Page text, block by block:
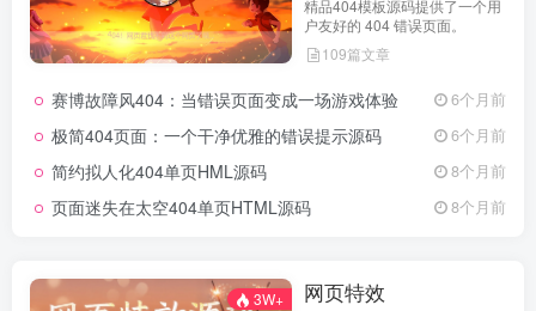
精品404模板源码提供了一个用
户友好的 404 错误页面。
109篇文章
赛博故障风404：当错误页面变成一场游戏体验 6个月前
极简404页面：一个干净优雅的错误提示源码 6个月前
简约拟人化404单页HML源码 8个月前
页面迷失在太空404单页HTML源码 8个月前
3W+ 网页特效